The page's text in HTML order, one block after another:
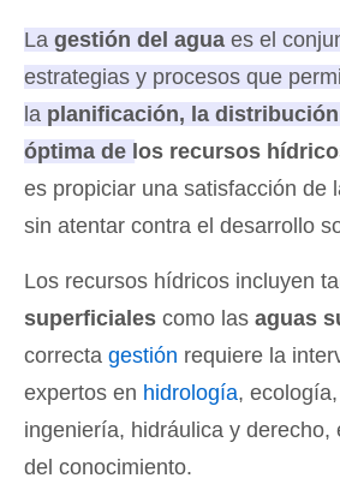
La gestión del agua es el
estrategias y procesos que
la planificación, la
óptima de los recursos
es propiciar una satisfacción de
sin atentar contra el desarrollo
Los recursos hídricos incluyen
superficiales como las aguas
correcta gestión requiere la
expertos en hidrología,
ingeniería, hidráulica y derecho,
del conocimiento.